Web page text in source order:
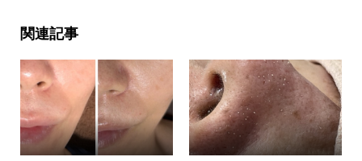
関連記事